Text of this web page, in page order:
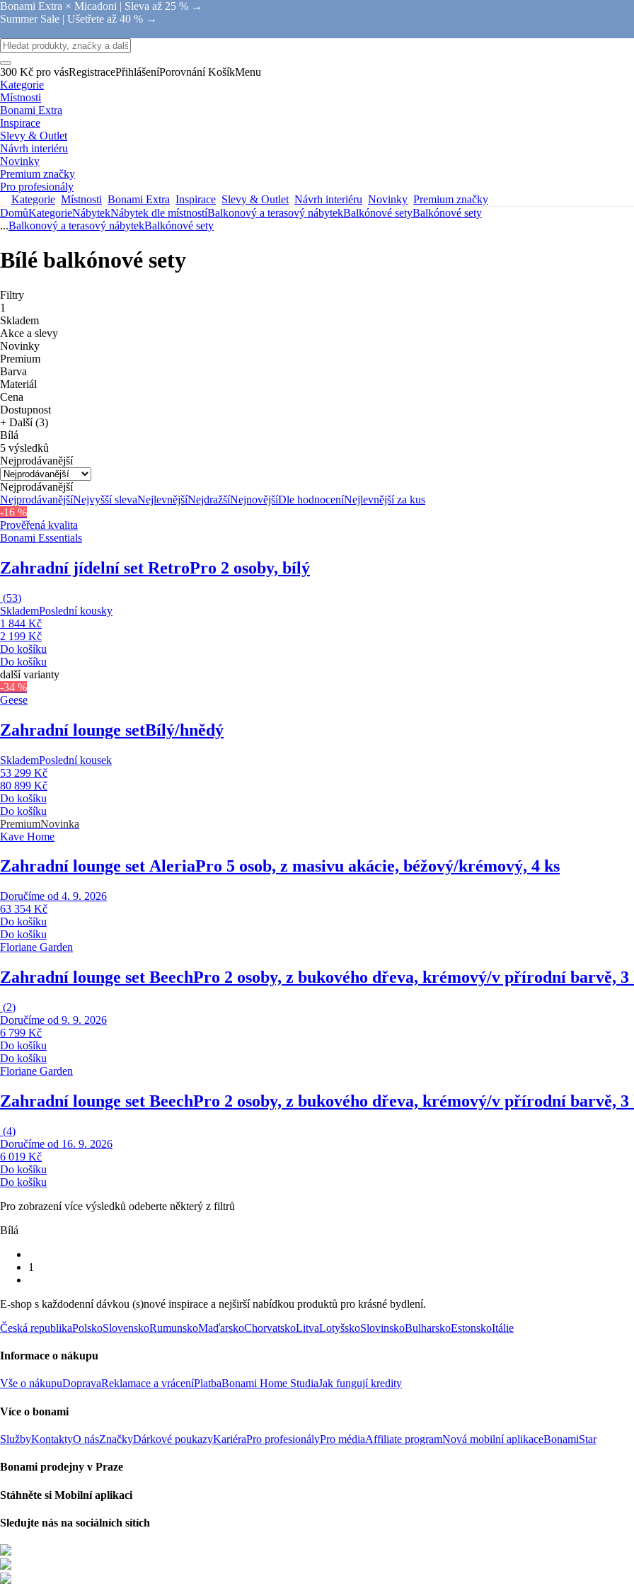
Bonami Extra × Micadoni | Sleva až 25 % →
Summer Sale | Ušetřete až 40 % →
300 Kč pro vásRegistracePřihlášeníPorovnání KošíkMenu
Kategorie
Místnosti
Bonami Extra
Inspirace
Slevy & Outlet
Návrh interiéru
Novinky
Premium značky
Pro profesionály
Kategorie Místnosti Bonami Extra Inspirace Slevy & Outlet Návrh interiéru Novinky Premium značky
DomůKategorieNábytekNábytek dle místnostíBalkonový a terasový nábytekBalkónové setyBalkónové sety
...Balkonový a terasový nábytekBalkónové sety
Bílé balkónové sety
Filtry
1
Skladem
Akce a slevy
Novinky
Premium
Barva
Materiál
Cena
Dostupnost
+ Další (3)
Bílá
5 výsledků
Nejprodávanější
Nejprodávanější
NejprodávanějšíNejvyšší slevaNejlevnějšíNejdražšíNejnovějšíDle hodnoceníNejlevnější za kus
-16 %
Prověřená kvalita
Bonami Essentials
Zahradní jídelní set RetroPro 2 osoby, bílý
(53)
SklademPoslední kousky
1 844 Kč
2 199 Kč
Do košíku
Do košíku
další varianty
-34 %
Geese
Zahradní lounge setBílý/hnědý
SklademPoslední kousek
53 299 Kč
80 899 Kč
Do košíku
Do košíku
PremiumNovinka
Kave Home
Zahradní lounge set AleriaPro 5 osob, z masivu akácie, béžový/krémový, 4 ks
Doručíme od 4. 9. 2026
63 354 Kč
Do košíku
Do košíku
Floriane Garden
Zahradní lounge set BeechPro 2 osoby, z bukového dřeva, krémový/v přírodní barvě, 3
(2)
Doručíme od 9. 9. 2026
6 799 Kč
Do košíku
Do košíku
Floriane Garden
Zahradní lounge set BeechPro 2 osoby, z bukového dřeva, krémový/v přírodní barvě, 3
(4)
Doručíme od 16. 9. 2026
6 019 Kč
Do košíku
Do košíku
Pro zobrazení více výsledků odeberte některý z filtrů
Bílá
1
E-shop s každodenní dávkou (s)nové inspirace a nejširší nabídkou produktů pro krásné bydlení.
Česká republikaPolskoSlovenskoRumunskoMaďarskoChorvatskoLitvaLotyšskoSlovinskoBulharskoEstonskoItálie
Informace o nákupu
Vše o nákupuDopravaReklamace a vráceníPlatbaBonami Home StudiaJak fungují kredity
Více o bonami
SlužbyKontaktyO násZnačkyDárkové poukazyKariéraPro profesionályPro médiaAffiliate programNová mobilní aplikaceBonamiStar
Bonami prodejny v Praze
Stáhněte si Mobilní aplikaci
Sledujte nás na sociálních sítích